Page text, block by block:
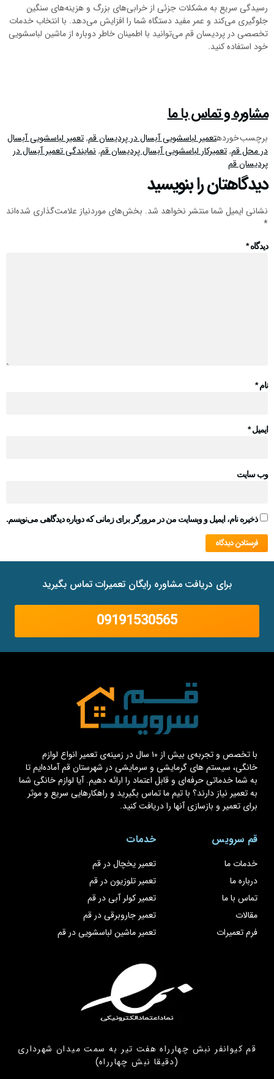
رسیدگی سریع به مشکلات جزئی از خرابی‌های بزرگ و هزینه‌های سنگین
جلوگیری می‌کند و عمر مفید دستگاه شما را افزایش می‌دهد. با انتخاب خدمات
تخصصی در پردیسان قم می‌توانید با اطمینان خاطر دوباره از ماشین لباسشویی
خود استفاده کنید.
مشاوره و تماس با ما
برچسب خوردهتعمیر لباسشویی آبسال در پردیسان قم,تعمیر لباسشویی آبسال
در محل قم,تعمیرکار لباسشویی آبسال پردیسان قم,نمایندگی تعمیر آبسال در
پردیسان قم
دیدگاهتان را بنویسید
نشانی ایمیل شما منتشر نخواهد شد. بخش‌های موردنیاز علامت‌گذاری شده‌اند
*
دیدگاه*
نام*
ایمیل*
وب‌ سایت
ذخیره نام، ایمیل و وبسایت من در مرورگر برای زمانی که دوباره دیدگاهی می‌نویسم.
برای دریافت مشاوره رایگان تعمیرات تماس بگیرید
09191530565
با تخصص و تجربه‌ی بیش از ۱۰ سال در زمینه‌ی تعمیر انواع لوازم
خانگی، سیستم های گرمایشی و سرمایشی در شهرستان قم آماده‌ایم تا
به شما خدماتی حرفه‌ای و قابل اعتماد را ارائه دهیم. آیا لوازم خانگی شما
به تعمیر نیاز دارند؟ با تیم ما تماس بگیرید و راهکارهایی سریع و موثر
برای تعمیر و بازسازی آنها را دریافت کنید.
قم سرویس
خدمات ما
درباره ما
تماس با ما
مقالات
فرم تعمیرات
خدمات
تعمیر یخچال در قم
تعمیر تلوزیون در قم
تعمیر کولر آبی در قم
تعمیر جاروبرقی در قم
تعمیر ماشین لباسشویی در قم
قم کیوانفر نبش چهارراه هفت تیر به سمت میدان شهرداری
(دقیقا نبش چهارراه)